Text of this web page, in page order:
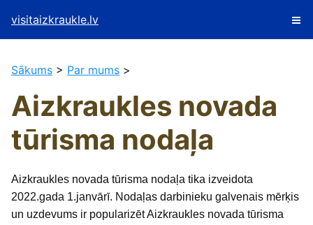
visitaizkraukle.lv
Sākums > Par mums >
Aizkraukles novada
tūrisma nodaļa
Aizkraukles novada tūrisma nodaļa tika izveidota
2022.gada 1.janvārī. Nodaļas darbinieku galvenais mērķis
un uzdevums ir popularizēt Aizkraukles novada tūrisma